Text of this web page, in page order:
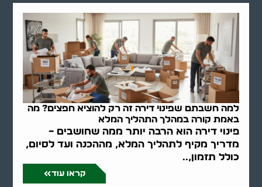
למה חשבתם שפינוי דירה זה רק להוציא חפצים? מה
באמת קורה במהלך התהליך המלא
פינוי דירה הוא הרבה יותר ממה שחושבים –
מדריך מקיף לתהליך המלא, מההכנה ועד לסיום,
כולל תזמון,..
קראו עוד